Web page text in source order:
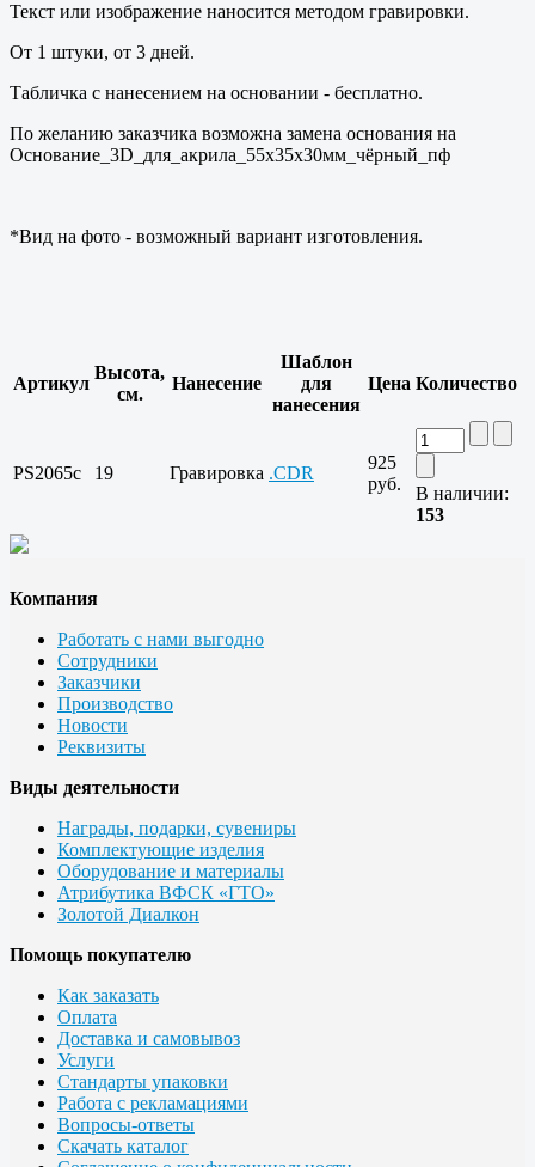
Текст или изображение наносится методом гравировки.
От 1 штуки, от 3 дней.
Табличка с нанесением на основании - бесплатно.
По желанию заказчика возможна замена основания на
Основание_3D_для_акрила_55x35x30мм_чёрный_пф
*Вид на фото - возможный вариант изготовления.
Артикул
Высота,
см.
Нанесение
Шаблон
для
нанесения
Цена Количество
PS2065c 19 Гравировка .CDR
925
руб.
В наличии:
153
Компания
Работать с нами выгодно
Сотрудники
Заказчики
Производство
Новости
Реквизиты
Виды деятельности
Награды, подарки, сувениры
Комплектующие изделия
Оборудование и материалы
Атрибутика ВФСК «ГТО»
Золотой Диалкон
Помощь покупателю
Как заказать
Оплата
Доставка и самовывоз
Услуги
Стандарты упаковки
Работа с рекламациями
Вопросы-ответы
Скачать каталог